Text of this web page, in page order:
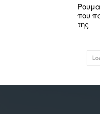
που
της